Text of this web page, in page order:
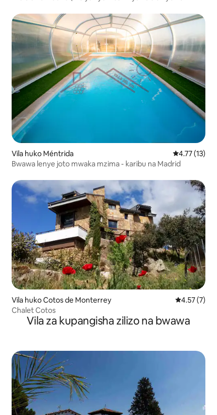
Vila huko Méntrida Ukadiriaji wa
4.77 (13)
Bwawa lenye joto mwaka mzima - karibu na Madrid
Vila huko Cotos de Monterrey Ukadiriaji
4.57 (7)
Chalet Cotos
Vila za kupangisha zilizo na bwawa